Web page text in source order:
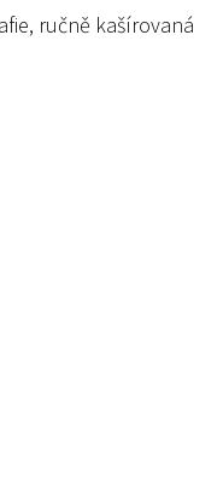
ručně kašírovaná